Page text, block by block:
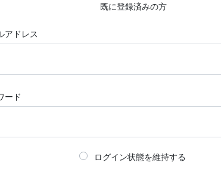
既に登録済みの方
アドレス
ード
ログイン状態を維持する